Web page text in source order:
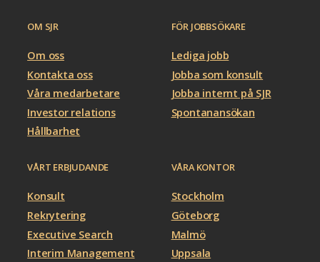
OM SJR
Om oss
Kontakta oss
Våra medarbetare
Investor relations
Hållbarhet
FÖR JOBBSÖKARE
Lediga jobb
Jobba som konsult
Jobba internt på SJR
Spontanansökan
VÅRT ERBJUDANDE
Konsult
Rekrytering
Executive Search
Interim Management
VÅRA KONTOR
Stockholm
Göteborg
Malmö
Uppsala